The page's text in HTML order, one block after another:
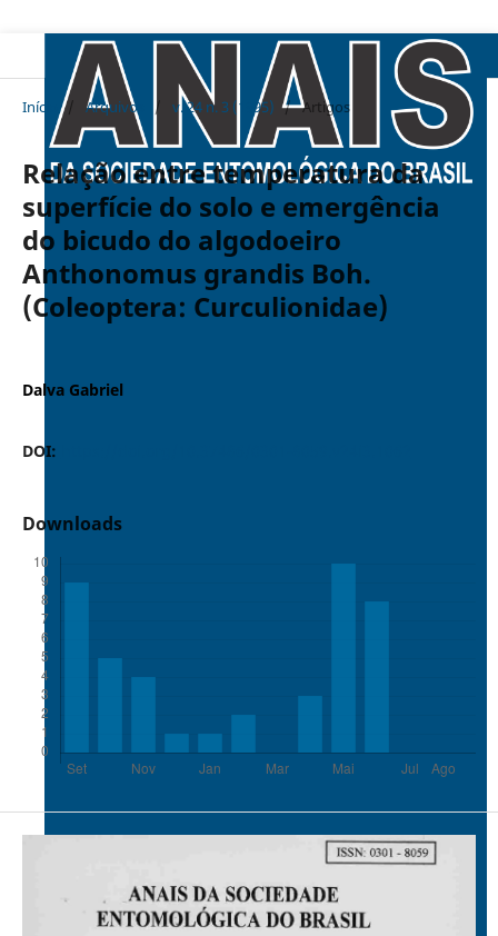
Início / Arquivos / v. 24 n. 3 (1995) / Artigos
Relação entre temperatura da
superfície do solo e emergência
do bicudo do algodoeiro
Anthonomus grandis Boh.
(Coleoptera: Curculionidae)
Dalva Gabriel
DOI:
Downloads